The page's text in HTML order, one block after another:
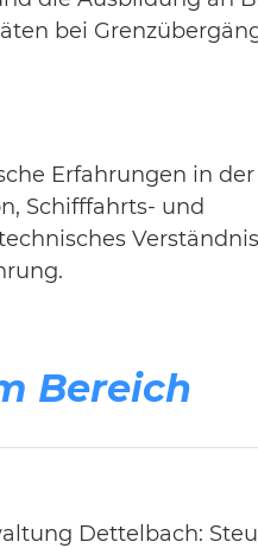
bei
Erfahrungen in der
Schifffahrts- und
Bereich
Dettelbach: